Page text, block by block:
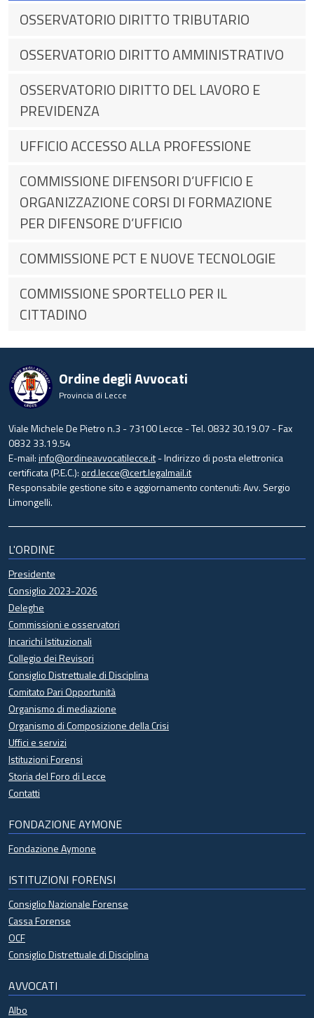
OSSERVATORIO DIRITTO TRIBUTARIO
OSSERVATORIO DIRITTO AMMINISTRATIVO
OSSERVATORIO DIRITTO DEL LAVORO E
PREVIDENZA
UFFICIO ACCESSO ALLA PROFESSIONE
COMMISSIONE DIFENSORI D’UFFICIO E
ORGANIZZAZIONE CORSI DI FORMAZIONE
PER DIFENSORE D’UFFICIO
COMMISSIONE PCT E NUOVE TECNOLOGIE
COMMISSIONE SPORTELLO PER IL
CITTADINO
Ordine degli Avvocati
Provincia di Lecce
Viale Michele De Pietro n.3 - 73100 Lecce - Tel. 0832 30.19.07 - Fax
0832 33.19.54
E-mail:info@ordineavvocatilecce.it- Indirizzo di posta elettronica
certificata (P.E.C.):ord.lecce@cert.legalmail.it
Responsabile gestione sito e aggiornamento contenuti: Avv. Sergio
Limongelli.
L'ORDINE
Presidente
Consiglio 2023-2026
Deleghe
Commissioni e osservatori
Incarichi Istituzionali
Collegio dei Revisori
Consiglio Distrettuale di Disciplina
Comitato Pari Opportunità
Organismo di mediazione
Organismo di Composizione della Crisi
Uffici e servizi
Istituzioni Forensi
Storia del Foro di Lecce
Contatti
FONDAZIONE AYMONE
Fondazione Aymone
ISTITUZIONI FORENSI
Consiglio Nazionale Forense
Cassa Forense
OCF
Consiglio Distrettuale di Disciplina
AVVOCATI
Albo